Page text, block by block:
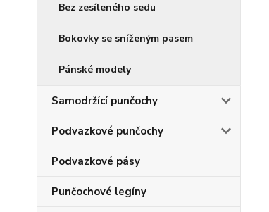
Bez zesíleného sedu
Bokovky se sníženým pasem
Pánské modely
Samodržící punčochy
Podvazkové punčochy
Podvazkové pásy
Punčochové legíny